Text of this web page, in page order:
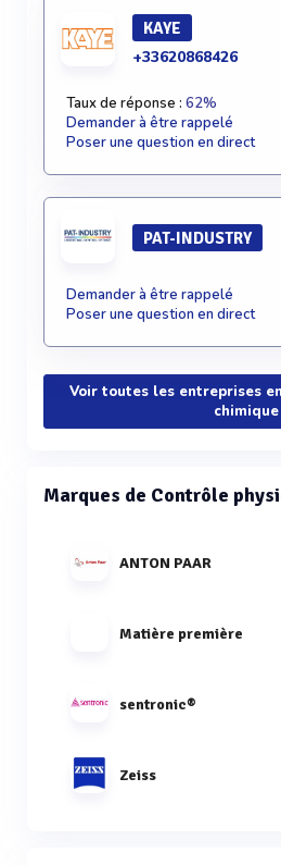
KAYE
+33620868426
Taux de réponse : 62%
Demander à être rappelé
Poser une question en direct
PAT-INDUSTRY
Demander à être rappelé
Poser une question en direct
Voir toutes les entreprises
chimique
Marques de Contrôle
ANTON PAAR
Matière première
sentronic®
Zeiss